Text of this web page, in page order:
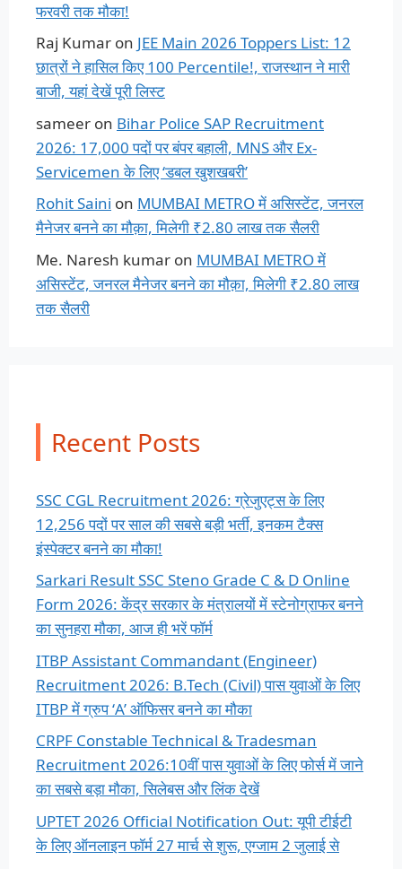
फरवरी तक मौका!
Raj Kumar on JEE Main 2026 Toppers List: 12
छात्रों ने हासिल किए 100 Percentile!, राजस्थान ने मारी
बाजी, यहां देखें पूरी लिस्ट
sameer on Bihar Police SAP Recruitment
2026: 17,000 पदों पर बंपर बहाली, MNS और Ex-
Servicemen के लिए ‘डबल खुशखबरी’
Rohit Saini on MUMBAI METRO में असिस्टेंट, जनरल
मैनेजर बनने का मौक़ा, मिलेगी ₹2.80 लाख तक सैलरी
Me. Naresh kumar on MUMBAI METRO में
असिस्टेंट, जनरल मैनेजर बनने का मौक़ा, मिलेगी ₹2.80 लाख
तक सैलरी
Recent Posts
SSC CGL Recruitment 2026: ग्रेजुएट्स के लिए
12,256 पदों पर साल की सबसे बड़ी भर्ती, इनकम टैक्स
इंस्पेक्टर बनने का मौका!
Sarkari Result SSC Steno Grade C & D Online
Form 2026: केंद्र सरकार के मंत्रालयों में स्टेनोग्राफर बनने
का सुनहरा मौका, आज ही भरें फॉर्म
ITBP Assistant Commandant (Engineer)
Recruitment 2026: B.Tech (Civil) पास युवाओं के लिए
ITBP में ग्रुप ‘A’ ऑफिसर बनने का मौका
CRPF Constable Technical & Tradesman
Recruitment 2026:10वीं पास युवाओं के लिए फोर्स में जाने
का सबसे बड़ा मौका, सिलेबस और लिंक देखें
UPTET 2026 Official Notification Out: यूपी टीईटी
के लिए ऑनलाइन फॉर्म 27 मार्च से शुरू, एग्जाम 2 जुलाई से